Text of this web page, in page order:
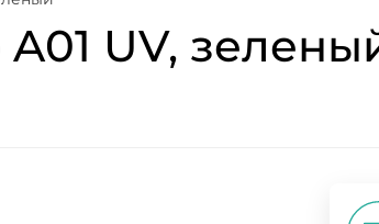
UV,